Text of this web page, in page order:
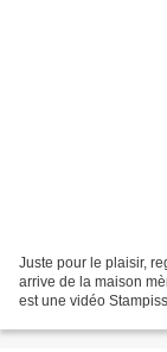
Juste pour le plaisir,
arrive de la maison
est une vidéo